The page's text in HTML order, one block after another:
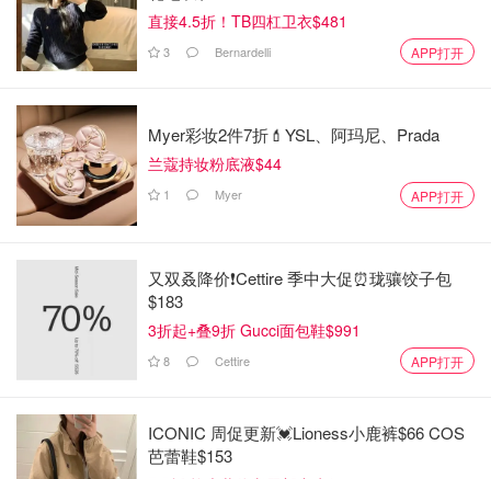
直接4.5折！TB四杠卫衣$481
3 Bernardelli APP打开
Myer彩妆2件7折💄YSL、阿玛尼、Prada
兰蔻持妆粉底液$44
1 Myer APP打开
又双叒降价❗️Cettire 季中大促⏰珑骧饺子包
$183
3折起+叠9折 Gucci面包鞋$991
8 Cettire APP打开
ICONIC 周促更新💓Lioness小鹿裤$66 COS
芭蕾鞋$153